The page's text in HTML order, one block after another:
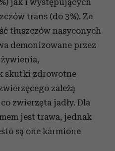
jak i występujących
trans (do 3%). Ze
tłuszczów nasyconych
demonizowane przez
skutki zdrowotne
zależą
zwierzęta jadły. Dla
jest trawa, jednak
są one karmione